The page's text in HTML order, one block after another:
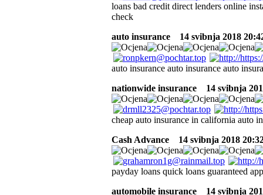
loans bad credit direct lenders online
check
auto insurance
14 svibnja 2018
auto insurance auto insurance auto
nationwide insurance
14 svibnja
cheap auto insurance in california auto
Cash Advance
14 svibnja 2018
payday loans quick loans guaranteed
automobile insurance
14 svibnja